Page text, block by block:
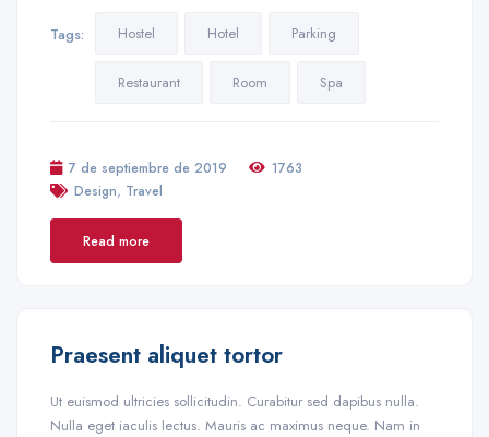
Tags: Hostel Hotel Parking
Restaurant Room Spa
7 de septiembre de 2019
1763
Design, Travel
Read more
Praesent aliquet tortor
Ut euismod ultricies sollicitudin. Curabitur sed dapibus nulla.
Nulla eget iaculis lectus. Mauris ac maximus neque. Nam in